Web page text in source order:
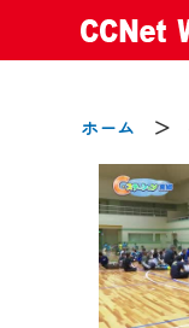
ホーム ＞